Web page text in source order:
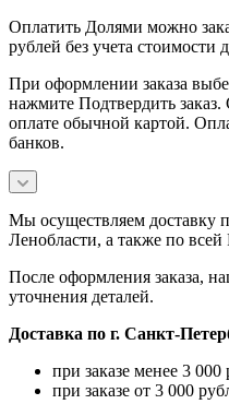
Оплатить Долями можно
рублей без учета стоимости
При оформлении заказа
нажмите Подтвердить
оплате обычной картой.
банков.
Мы осуществляем доставку
Ленобласти, а также по всей
После оформления заказа,
уточнения деталей.
Доставка по г. Санкт-
при заказе менее 3
при заказе от 3 000